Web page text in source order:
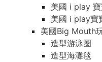
美國 i play
美國 i play寶
美國Big Mouth
造型游泳圈
造型海灘毯